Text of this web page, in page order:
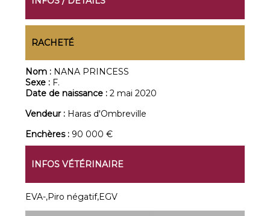
RACHETÉ
Nom : NANA PRINCESS
Sexe : F.
Date de naissance :2 mai 2020
Vendeur : Haras d'Ombreville
Enchères : 90 000 €
INFOS VÉTÉRINAIRE
EVA-,Piro négatif,EGV